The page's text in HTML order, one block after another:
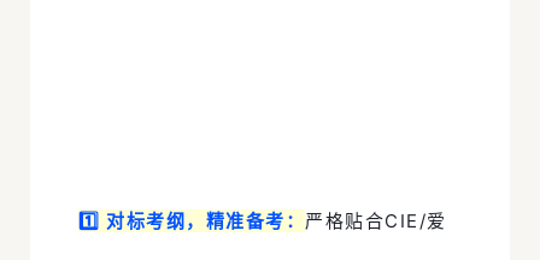
1️⃣ 对标考纲，精准备考 ： 严格贴合CIE/爱